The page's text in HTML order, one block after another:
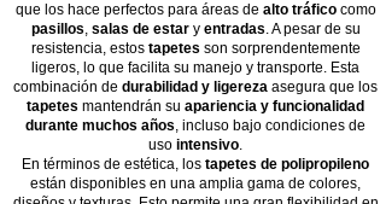
que los hace perfectos para áreas de alto tráficocomo
pasillos, salas de estary entradas. A pesar de su
resistencia, estos tapetes son sorprendentemente
ligeros, lo que facilita su manejo y transporte. Esta
combinación de durabilidad y ligereza asegura que los
tapetes mantendrán su apariencia y funcionalidad
durante muchos años, incluso bajo condiciones de
uso intensivo.
En términos de estética, los tapetes de polipropileno
están disponibles en una amplia gama de colores,